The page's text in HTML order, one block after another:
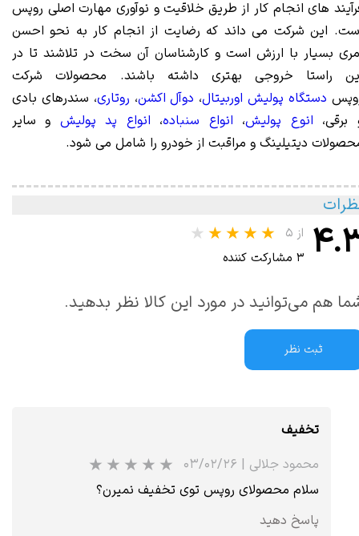
های انجام کار از طریق خلاقیت و نوآوری مهارت اصلی روپس
این شرکت می داند که رضایت از انجام کار به نحو احسن
بسیار با ارزش است و کارشناسان آن سخت در تلاشند تا در
راستا خروجی بهتری داشته باشند. محصولات شرکت
دستگاه پولیش اوربیتال، دوآل اکشن، روتاری، سندرهای بادی
برقی، انوع پولیش، انواع سنباده، انواع پد پولیش و سایر
دیتیلینگ و مراقبت از خودرو را شامل می شود.
از ۵
۳ مشارکت کننده
هم می‌توانید در مورد این کالا نظر بدهید.
ثبت نظر
تخفیف
محمود جلالی | ۰۳/۰۲/۲۶
سلام محصولای روپس توی تخفیف نمیرن؟
پاسخ دهید